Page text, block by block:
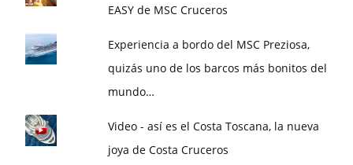
EASY de MSC Cruceros
Experiencia a bordo del MSC Preziosa,
quizás uno de los barcos más bonitos del
mundo…
Video - así es el Costa Toscana, la nueva
joya de Costa Cruceros